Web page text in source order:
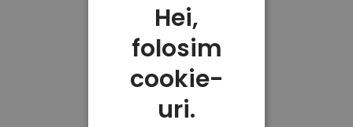
Hei,
folosim
cookie-
uri.